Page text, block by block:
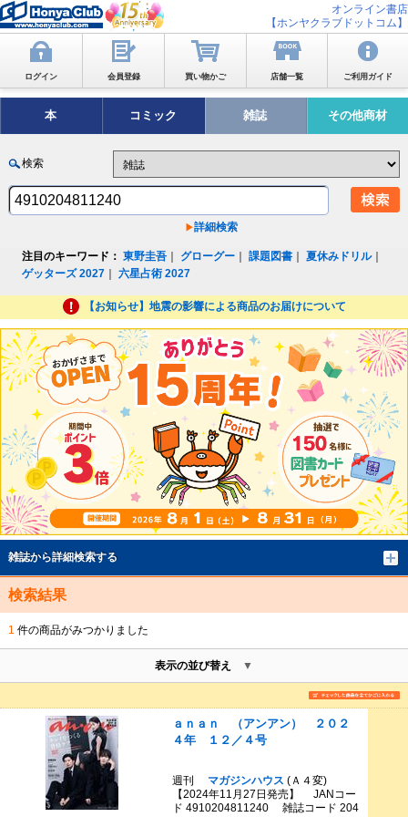
オンライン書店
【ホンヤクラブドットコム】
ログイン 会員登録 買い物かご 店舗一覧 ご利用ガイド
本 コミック 雑誌 その他商材
検索
詳細検索
注目のキーワード： 東野圭吾 グローグー ｜課題図書 ｜夏休みドリル｜
ゲッターズ 2027 ｜六星占術 2027
【お知らせ】地震の影響による商品のお届けについて
雑誌から詳細検索する
検索結果
1 件の商品がみつかりました
表示の並び替え
ａｎａｎ （アンアン） ２０２
４年 １２／４号
週刊 マガジンハウス (Ａ４変)
【2024年11月27日発売】 JANコー
ド 4910204811240 雑誌コード 204